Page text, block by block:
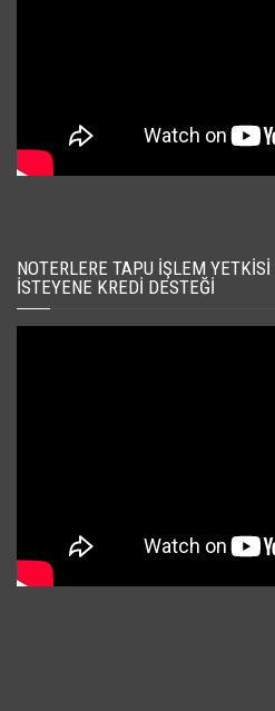
NOTERLERE TAPU İŞLEM
İSTEYENE KREDI DESTEĞI